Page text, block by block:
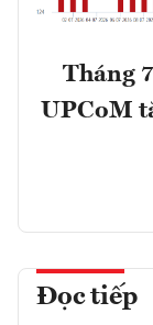
Tháng
UPCoM
Đọc tiếp